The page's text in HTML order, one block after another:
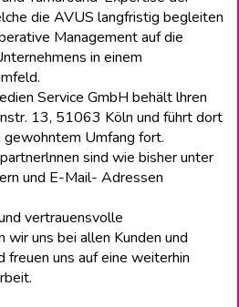
die AVUS langfristig begleiten
Management auf die
in einem
Service GmbH behält lhren
13, 51063 Köln und führt dort
Umfang fort.
sind wie bisher unter
und E-Mail- Adressen
vertrauensvolle
wir uns bei allen Kunden und
freuen uns auf eine weiterhin